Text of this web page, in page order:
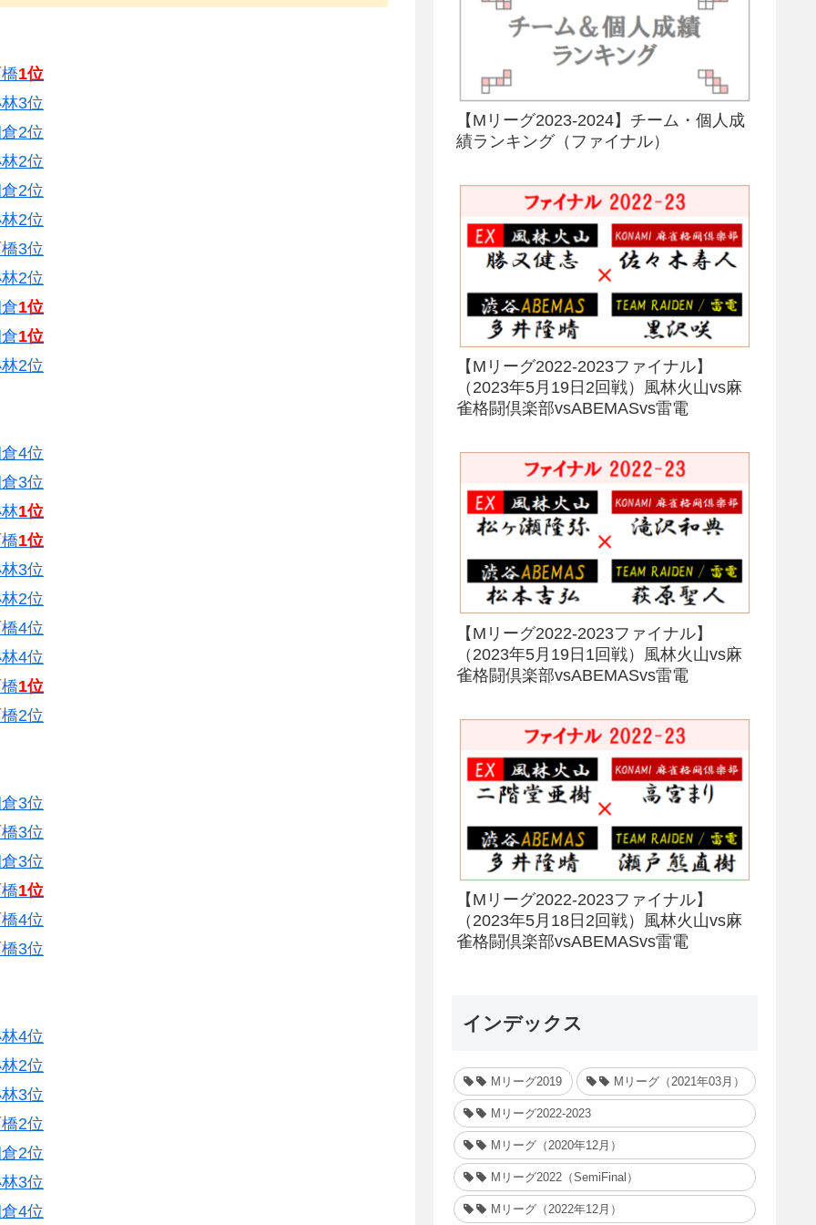
1位
3位
2位
2位
2位
2位
3位
2位
1位
1位
2位
4位
3位
1位
1位
3位
2位
4位
4位
1位
2位
3位
3位
3位
1位
4位
3位
4位
2位
3位
2位
2位
3位
4位
【Mリーグ2023-2024】チーム・個人成
績ランキング（ファイナル）
【Mリーグ2022-2023ファイナル】
（2023年5月19日2回戦）風林火山vs麻
雀格闘倶楽部vsABEMASvs雷電
【Mリーグ2022-2023ファイナル】
（2023年5月19日1回戦）風林火山vs麻
雀格闘倶楽部vsABEMASvs雷電
【Mリーグ2022-2023ファイナル】
（2023年5月18日2回戦）風林火山vs麻
雀格闘倶楽部vsABEMASvs雷電
インデックス
Mリーグ2019 Mリーグ（2021年03月）
Mリーグ2022-2023
Mリーグ（2020年12月）
Mリーグ2022（SemiFinal）
Mリーグ（2022年12月）